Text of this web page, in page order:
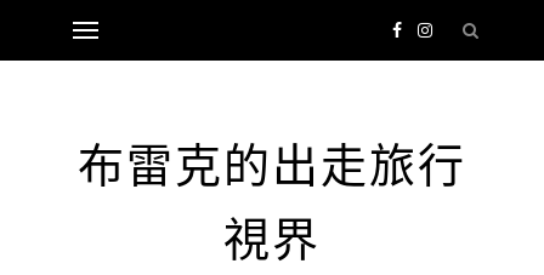
布雷克的出走旅行
視界